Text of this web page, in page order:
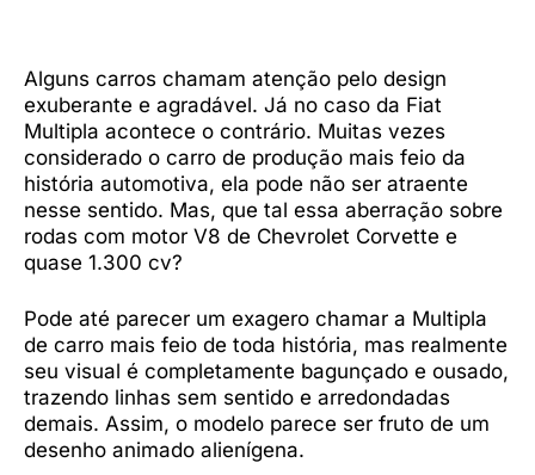
Alguns carros chamam atenção pelo design
exuberante e agradável. Já no caso da Fiat
Multipla acontece o contrário. Muitas vezes
considerado o carro de produção mais feio da
história automotiva, ela pode não ser atraente
nesse sentido. Mas, que tal essa aberração sobre
rodas com motor V8 de Chevrolet Corvette e
quase 1.300 cv?
Pode até parecer um exagero chamar a Multipla
de carro mais feio de toda história, mas realmente
seu visual é completamente bagunçado e ousado,
trazendo linhas sem sentido e arredondadas
demais. Assim, o modelo parece ser fruto de um
desenho animado alienígena.